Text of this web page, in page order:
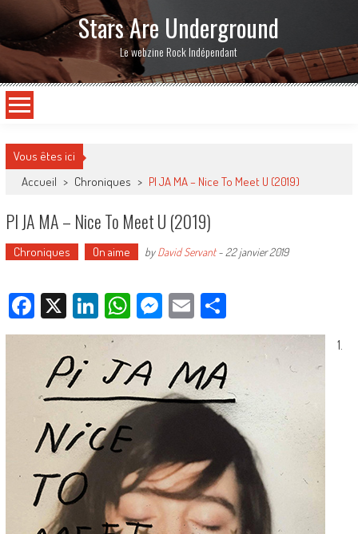
Stars Are Underground
Le webzine Rock Indépendant
Vous êtes ici
Accueil > Chroniques > PI JA MA – Nice To Meet U (2019)
PI JA MA – Nice To Meet U (2019)
Chroniques On aime byDavid Servant- 22 janvier 2019
Facebook
X LinkedIn
WhatsApp
Messenger
EmailPartager
1.